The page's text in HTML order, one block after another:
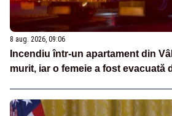
8 aug. 2026, 09:06
Incendiu într-un apartament din
murit, iar o femeie a fost evacuată